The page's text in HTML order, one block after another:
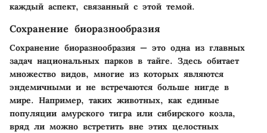
каждый аспект, связанный с этой темой.
Сохранение биоразнообразия
Сохранение биоразнообразия — это одна из главных
задач национальных парков в тайге. Здесь обитает
множество видов, многие из которых являются
эндемичными и не встречаются больше нигде в
мире. Например, таких животных, как единые
популяции амурского тигра или сибирского козла,
вряд ли можно встретить вне этих целостных